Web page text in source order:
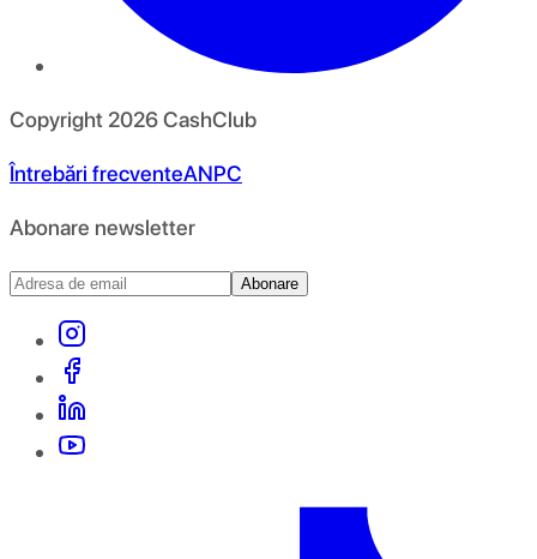
Copyright 2026CashClub
Întrebări frecventeANPC
Abonare newsletter
Abonare